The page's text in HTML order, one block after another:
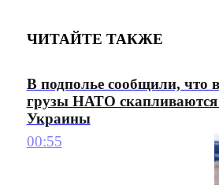
ЧИТАЙТЕ ТАКЖЕ
В подполье сообщили, что
грузы НАТО скапливаются
Украины
00:55